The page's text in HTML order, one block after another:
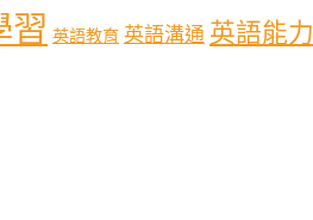
習 英語教育 英語溝通 英語能力